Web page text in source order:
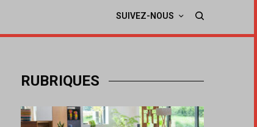
SUIVEZ-NOUS
RUBRIQUES